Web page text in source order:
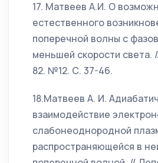
17. Матвеев А.И. О
естественного
поперечной волны с
меньшей скорости света.
82. №12. С. 37-46.
18.Матвеев А. И.
взаимодействие
слабонеоднородной
распространяющейся в